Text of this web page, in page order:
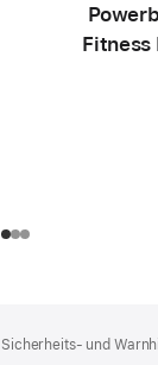
Fitness
Sicherheits- und